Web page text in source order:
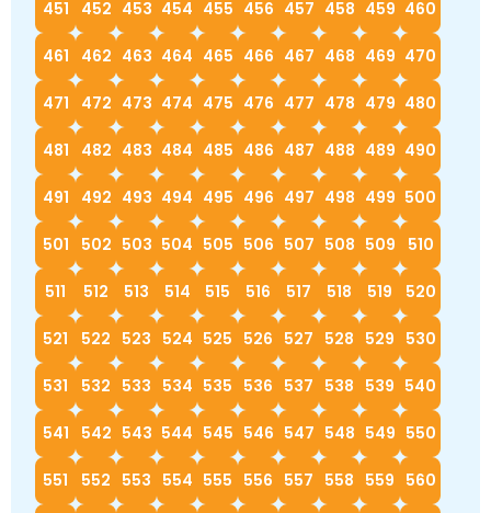
451 452 453 454 455 456 457 458 459 460
461 462 463 464 465 466 467 468 469 470
471 472 473 474 475 476 477 478 479 480
481 482 483 484 485 486 487 488 489 490
491 492 493 494 495 496 497 498 499 500
501 502 503 504 505 506 507 508 509 510
511 512 513 514 515 516 517 518 519 520
521 522 523 524 525 526 527 528 529 530
531 532 533 534 535 536 537 538 539 540
541 542 543 544 545 546 547 548 549 550
551 552 553 554 555 556 557 558 559 560